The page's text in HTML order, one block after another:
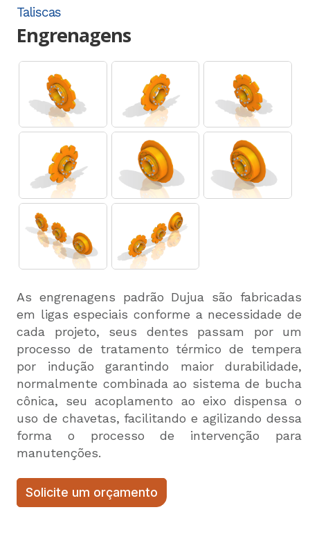
Taliscas
Engrenagens
As engrenagens padrão Dujua são fabricadas
em ligas especiais conforme a necessidade de
cada projeto, seus dentes passam por um
processo de tratamento térmico de tempera
por indução garantindo maior durabilidade,
normalmente combinada ao sistema de bucha
cônica, seu acoplamento ao eixo dispensa o
uso de chavetas, facilitando e agilizando dessa
forma o processo de intervenção para
manutenções.
Solicite um orçamento